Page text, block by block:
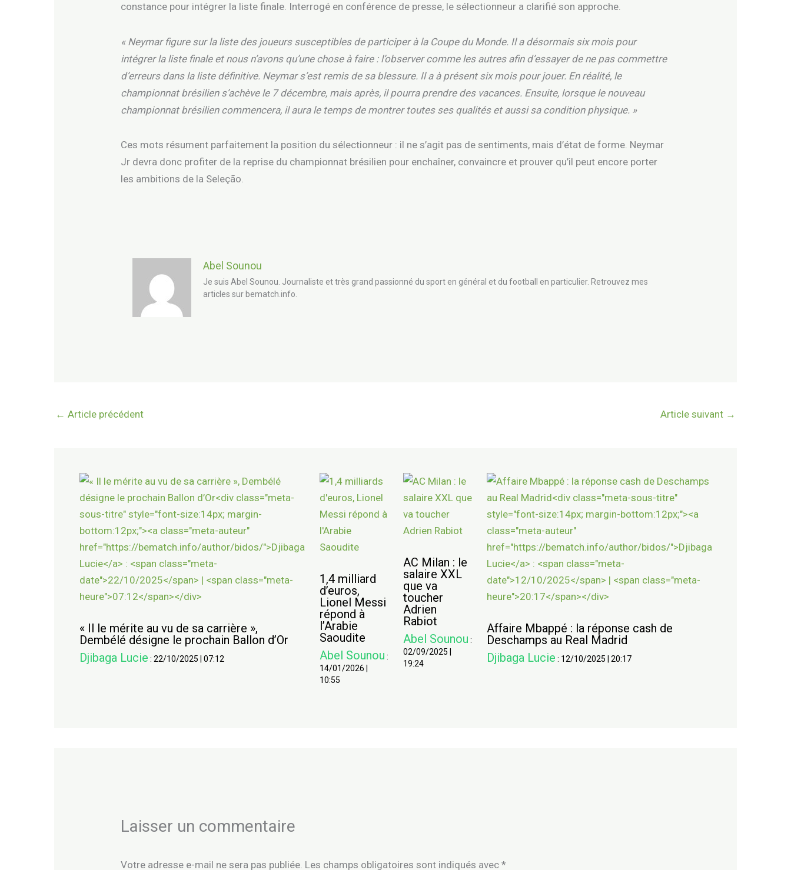
constance pour intégrer la liste finale. Interrogé en conférence de presse, le sélectionneur a clarifié son approche.
« Neymar figure sur la liste des joueurs susceptibles de participer à la Coupe du Monde. Il a désormais six mois pour
intégrer la liste finale et nous n’avons qu’une chose à faire : l’observer comme les autres afin d’essayer de ne pas commettre
d’erreurs dans la liste définitive. Neymar s’est remis de sa blessure. Il a à présent six mois pour jouer. En réalité, le
championnat brésilien s’achève le 7 décembre, mais après, il pourra prendre des vacances. Ensuite, lorsque le nouveau
championnat brésilien commencera, il aura le temps de montrer toutes ses qualités et aussi sa condition physique. »
Ces mots résument parfaitement la position du sélectionneur : il ne s’agit pas de sentiments, mais d’état de forme. Neymar
Jr devra donc profiter de la reprise du championnat brésilien pour enchaîner, convaincre et prouver qu’il peut encore porter
les ambitions de la Seleção.
Abel Sounou
Je suis Abel Sounou. Journaliste et très grand passionné du sport en général et du football en particulier. Retrouvez mes
articles sur bematch.info.
← Article précédent Article suivant →
« Il le mérite au vu de sa carrière »,
Dembélé désigne le prochain Ballon d’Or
Djibaga Lucie : 22/10/2025 07:12
1,4 milliard
d’euros,
Lionel Messi
répond à
l’Arabie
Saoudite
Abel Sounou :
14/01/2026
10:55
AC Milan : le
salaire XXL
que va
toucher
Adrien
Rabiot
Abel Sounou :
02/09/2025
19:24
Affaire Mbappé : la réponse cash de
Deschamps au Real Madrid
Djibaga Lucie : 12/10/2025 20:17
Laisser un commentaire
Votre adresse e-mail ne sera pas publiée. Les champs obligatoires sont indiqués avec*